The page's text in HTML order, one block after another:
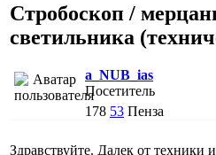
Стробоскоп /
светильника
a_NUB_ias
Посетитель
178 53 Пенза
Здравствуйте. Далек от техники